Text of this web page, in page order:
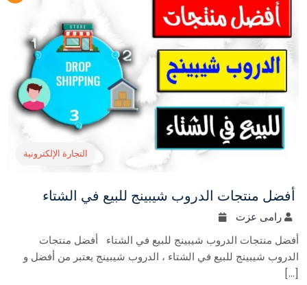
التجارة الإلكترونية
أفضل منتجات الدروب شيبينج للبيع في الشتاء
رامى عزت
أفضل منتجات الدروب شيبينج للبيع في الشتاء أفضل منتجات
الدروب شيبينج للبيع في الشتاء ، الدروب شيبينج يعتبر من أفضل و
[…]